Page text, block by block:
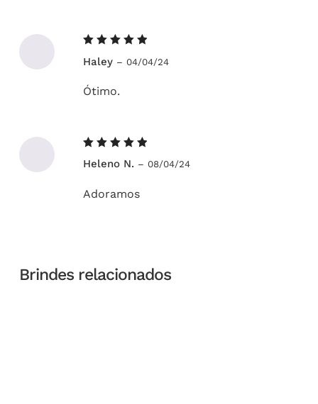
5de 5
Haley – 04/04/24
Ótimo.
5de 5
Heleno N. – 08/04/24
Adoramos
Brindes relacionados